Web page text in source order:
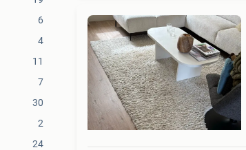
6
4
11
7
30
2
24